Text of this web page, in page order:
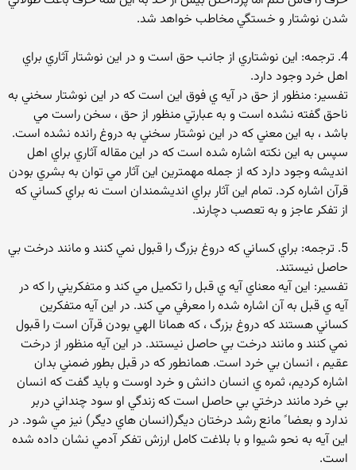
شدن نوشتار و خستگي مخاطب خواهد شد.
4. ترجمه: اين نوشتاري از جانب حق است و در اين نوشتار آثاري براي
اهل خرد وجود دارد.
تفسير: منظور از حق در آيه ي فوق اين است كه در اين نوشتار سخني به
ناحق گفته نشده است و به عبارتي منظور از حق ، سخن راست مي
باشد ، به اين معني كه در اين نوشتار سخني به دروغ رانده نشده است.
سپس به اين نكته اشاره شده است كه در اين مقاله آثاري براي اهل
انديشه وجود دارد كه از جمله مهمترين اين آثار مي توان به بشري بودن
قرآن اشاره كرد. تمام اين آثار براي انديشمندان است نه براي كساني كه
از تفكر عاجز و به تعصب دچارند.
5. ترجمه: براي كساني كه دروغ بزرگ را قبول نمي كنند و مانند درخت بي
حاصل نيستند.
تفسير: اين آيه معناي آيه ي قبل را تكميل مي كند و متفكريني را كه در
آيه ي قبل به آن اشاره شده را معرفي مي كند. در اين آيه متفكرين
كساني هستند كه دروغ بزرگ ، كه همانا الهي بودن قرآن است را قبول
نمي كنند و مانند درخت بي حاصل نيستند. در اين آيه منظور از درخت
عقيم ، انسان بي خرد است. همانطور كه در قبل بطور ضمني بدان
اشاره كرديم، ثمره ي انسان دانش و خرد اوست و بايد گفت كه انسان
بي خرد مانند درختي بي حاصل است كه زندگي او سود چنداني دربر
ندارد و بعضا ً مانع رشد درختان ديگر(انسان هاي ديگر) نيز مي شود. در
اين آيه به نحو شيوا و با بلاغت كامل ارزش تفكر آدمي نشان داده شده
است.